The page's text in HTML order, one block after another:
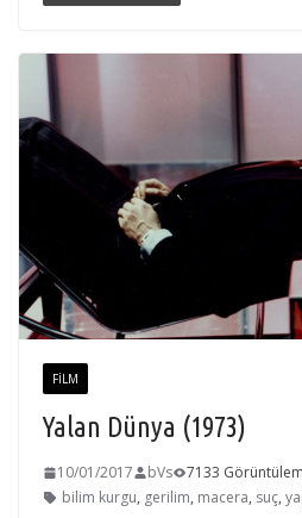
FILM
Yalan Dünya (1973)
10/01/2017 bVs
7133
bilim kurgu, gerilim, macera, suç,